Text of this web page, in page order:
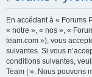
En accédant à « Forums
« notre », « nos », «
team.com »), vous
suivantes. Si vous
conditions suivantes,
Team | ». Nous pouvons